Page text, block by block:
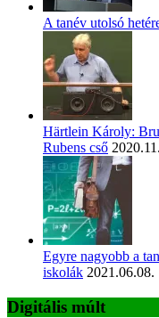
A tanév utolsó
Härtlein Károly:
Rubens cső
Egyre nagyobb a
iskolák 2021.06.08.
Digitális múlt